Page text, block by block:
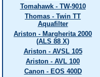
Tomahawk - TW-9010
Thomas - Twin TT
Aquafilter
Ariston - Margherita 2000
(ALS 88 X)
Ariston - AVSL 105
Ariston - AVL 100
Canon - EOS 400D